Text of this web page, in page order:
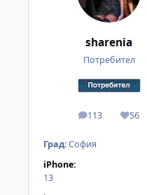
sharenia
Потребител
113
мнения 56
Град:София
iPhone:
13